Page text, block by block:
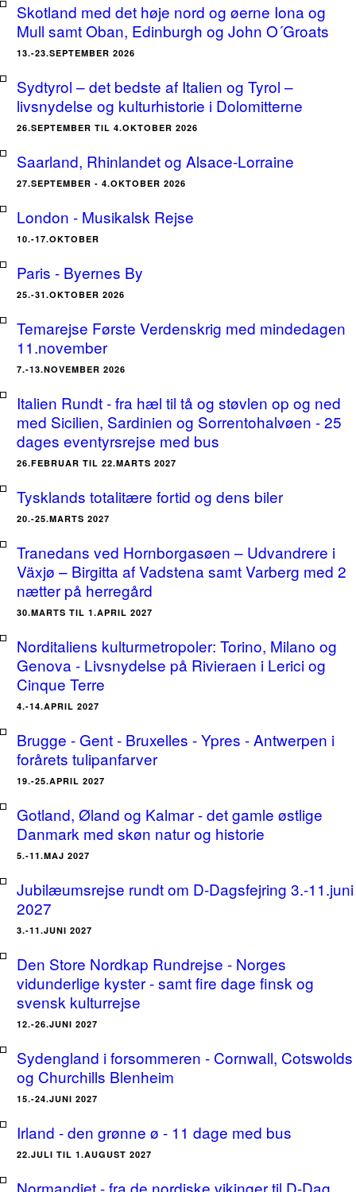
Skotland med det høje nord og øerne Iona og
Mull samt Oban, Edinburgh og John O´Groats
13.-23.SEPTEMBER 2026
Sydtyrol – det bedste af Italien og Tyrol –
livsnydelse og kulturhistorie i Dolomitterne
26.SEPTEMBER TIL 4.OKTOBER 2026
Saarland, Rhinlandet og Alsace-Lorraine
27.SEPTEMBER - 4.OKTOBER 2026
London - Musikalsk Rejse
10.-17.OKTOBER
Paris - Byernes By
25.-31.OKTOBER 2026
Temarejse Første Verdenskrig med mindedagen
11.november
7.-13.NOVEMBER 2026
Italien Rundt - fra hæl til tå og støvlen op og ned
med Sicilien, Sardinien og Sorrentohalvøen - 25
dages eventyrsrejse med bus
26.FEBRUAR TIL 22.MARTS 2027
Tysklands totalitære fortid og dens biler
20.-25.MARTS 2027
Tranedans ved Hornborgasøen – Udvandrere i
Växjø – Birgitta af Vadstena samt Varberg med 2
nætter på herregård
30.MARTS TIL 1.APRIL 2027
Norditaliens kulturmetropoler: Torino, Milano og
Genova - Livsnydelse på Rivieraen i Lerici og
Cinque Terre
4.-14.APRIL 2027
Brugge - Gent - Bruxelles - Ypres - Antwerpen i
forårets tulipanfarver
19.-25.APRIL 2027
Gotland, Øland og Kalmar - det gamle østlige
Danmark med skøn natur og historie
5.-11.MAJ 2027
Jubilæumsrejse rundt om D-Dagsfejring 3.-11.juni
2027
3.-11.JUNI 2027
Den Store Nordkap Rundrejse - Norges
vidunderlige kyster - samt fire dage finsk og
svensk kulturrejse
12.-26.JUNI 2027
Sydengland i forsommeren - Cornwall, Cotswolds
og Churchills Blenheim
15.-24.JUNI 2027
Irland - den grønne ø - 11 dage med bus
22.JULI TIL 1.AUGUST 2027
Normandiet - fra de nordiske vikinger til D-Dag